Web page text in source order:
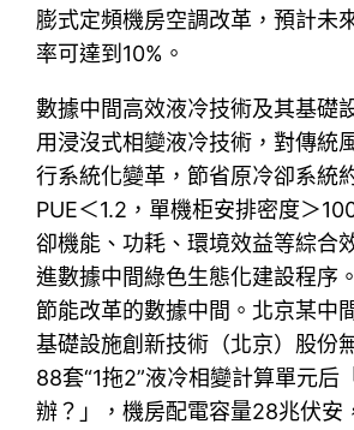
膨式定頻機房空調改革，預計未
率可達到10%。
數據中間高效液冷技術及其基礎
用浸沒式相變液冷技術，對傳統
行系統化變革，節省原冷卻系統
PUE＜1.2，單機柜安排密度＞
卻機能、功耗、環境效益等綜合
進數據中間綠色生態化建設程序
節能改革的數據中間。北京某中
基礎設施創新技術（北京）股份
88套“1拖2”液冷相變計算單元后
辦？」，機房配電容量28兆伏安